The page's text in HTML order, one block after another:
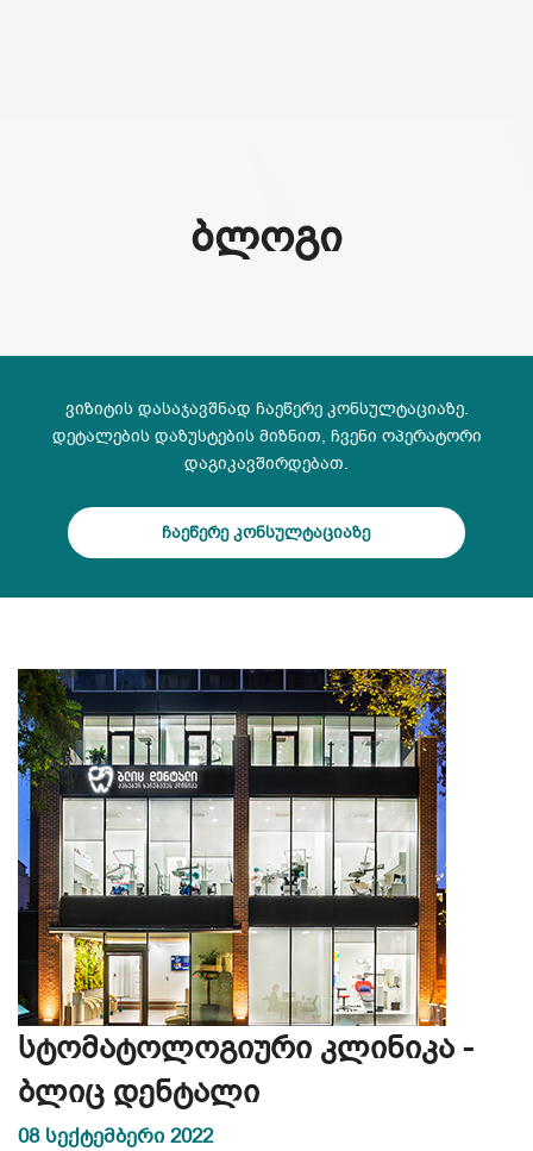
ᲑᲚᲝᲒᲘ
ვიზიტის დასაჯავშნად ჩაეწერე კონსულტაციაზე.
დეტალების დაზუსტების მიზნით, ჩვენი ოპერატორი
დაგიკავშირდებათ.
ჩაეწერე კონსულტაციაზე
სტომატოლოგიური კლინიკა -
ბლიც დენტალი
08 სექტემბერი 2022